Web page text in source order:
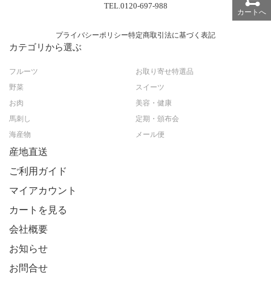
カートへ
TEL.0120-697-988
プライバシーポリシー特定商取引法に基づく表記
カテゴリから選ぶ
フルーツ
野菜
お肉
馬刺し
海産物
お取り寄せ特選品
スイーツ
美容・健康
定期・頒布会
メール便
産地直送
ご利用ガイド
マイアカウント
カートを見る
会社概要
お知らせ
お問合せ